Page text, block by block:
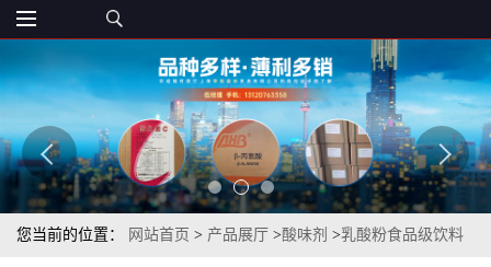
您当前的位置： 网站首页 > 产品展厅 >酸味剂 >乳酸粉食品级饮料